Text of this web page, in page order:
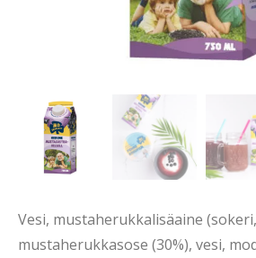
Vesi, mustaherukkalisäaine (sokeri,
mustaherukkasose (30%), vesi,